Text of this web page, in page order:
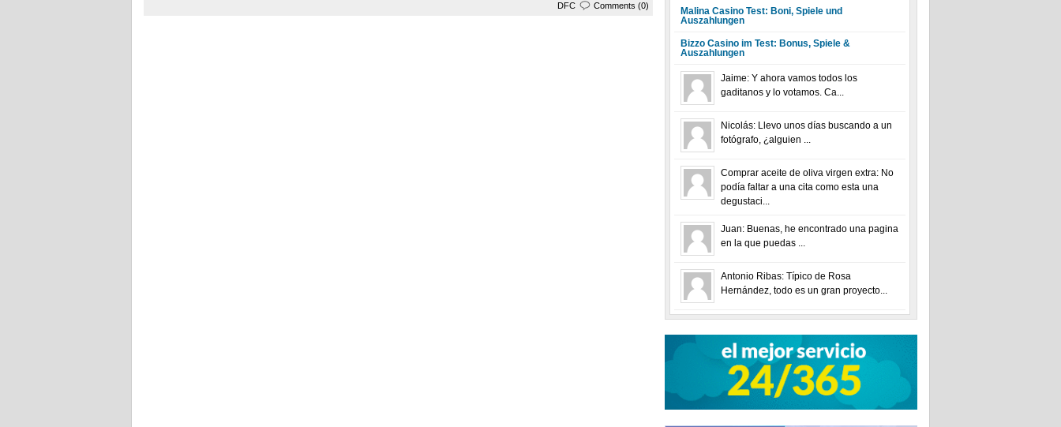
DFC
Comments (0)
Malina Casino Test: Boni, Spiele und
Auszahlungen
Bizzo Casino im Test: Bonus, Spiele &
Auszahlungen
Jaime: Y ahora vamos todos los
gaditanos y lo votamos. Ca...
Nicolás: Llevo unos días buscando a un
fotógrafo, ¿alguien ...
Comprar aceite de oliva virgen extra: No
podía faltar a una cita como esta una
degustaci...
Juan: Buenas, he encontrado una pagina
en la que puedas ...
Antonio Ribas: Típico de Rosa
Hernández, todo es un gran proyecto...